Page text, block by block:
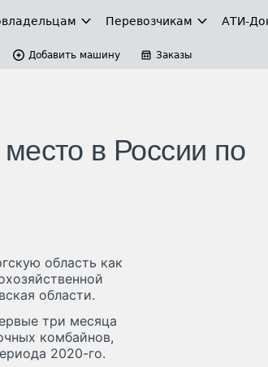
Перевозчикам АТИ-
Добавить машину Заказы
в России по
область как
области.
три месяца
комбайнов,
2020-го.